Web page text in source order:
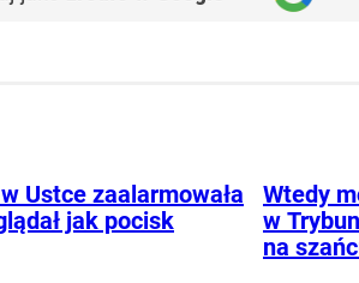
Ustce zaalarmowała
jak pocisk
Wtedy
w
na